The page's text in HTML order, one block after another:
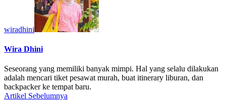
wiradhini
Wira Dhini
Seseorang yang memiliki banyak mimpi. Hal yang selalu dilakukan
adalah mencari tiket pesawat murah, buat itinerary liburan, dan
backpacker ke tempat baru.
Artikel Sebelumnya